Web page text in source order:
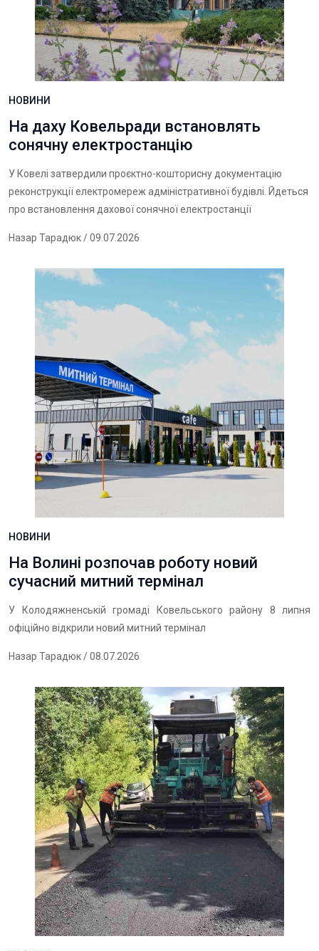
НОВИНИ
На даху Ковельради встановлять
сонячну електростанцію
У Ковелі затвердили проєктно-кошторисну документацію
реконструкції електромереж адміністративної будівлі. Йдеться
про встановлення дахової сонячної електростанції
Назар Тарадюк/ 09.07.2026
НОВИНИ
На Волині розпочав роботу новий
сучасний митний термінал
У Колодяжненській громаді Ковельського району 8 липня
офіційно відкрили новий митний термінал
Назар Тарадюк/ 08.07.2026